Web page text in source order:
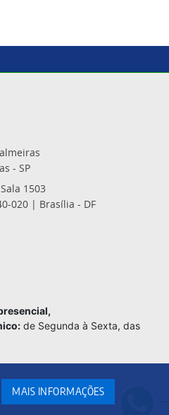
- SP
1503
020 | Brasília - DF
de Segunda à Sexta, das
MAIS INFORMAÇÕES